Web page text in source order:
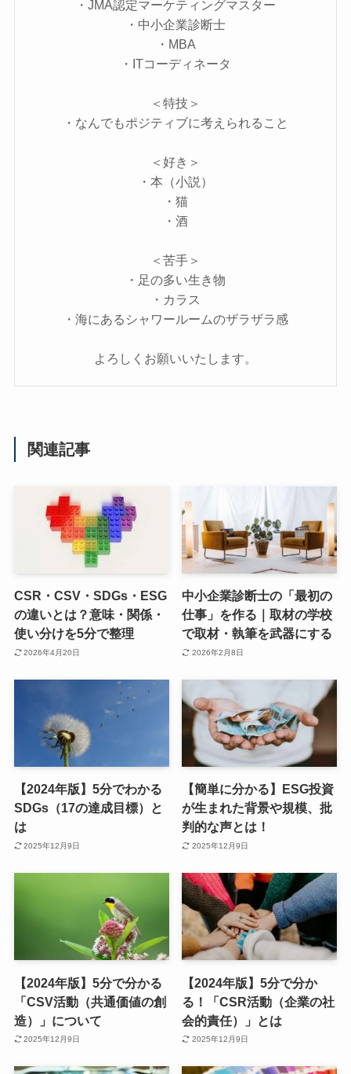
・JMA認定マーケティングマスター
・中小企業診断士
・MBA
・ITコーディネータ
＜特技＞
・なんでもポジティブに考えられること
＜好き＞
・本（小説）
・猫
・酒
＜苦手＞
・足の多い生き物
・カラス
・海にあるシャワールームのザラザラ感
よろしくお願いいたします。
関連記事
CSR・CSV・SDGs・ESG
の違いとは？意味・関係・
使い分けを5分で整理
2026年4月20日
中小企業診断士の「最初の
仕事」を作る｜取材の学校
で取材・執筆を武器にする
2026年2月8日
【2024年版】5分でわかる
SDGs（17の達成目標）と
は
2025年12月9日
【簡単に分かる】ESG投資
が生まれた背景や規模、批
判的な声とは！
2025年12月9日
【2024年版】5分で分かる
「CSV活動（共通価値の創
造）」について
2025年12月9日
【2024年版】5分で分か
る！「CSR活動（企業の社
会的責任）」とは
2025年12月9日